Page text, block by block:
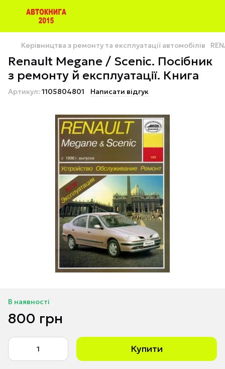
Керівництва з ремонту та експлуатації автомобілів
Renault Megane / Scenic. Посібник
з ремонту й експлуатації. Книга
Артикул: 1105804801 Написати відгук
В наявності
800 грн
Купити